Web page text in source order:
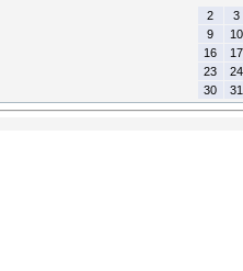
2
3
9
10
16
17
23
24
30
31